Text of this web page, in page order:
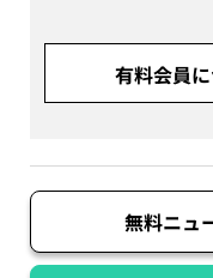
有料会員
無料ニュ